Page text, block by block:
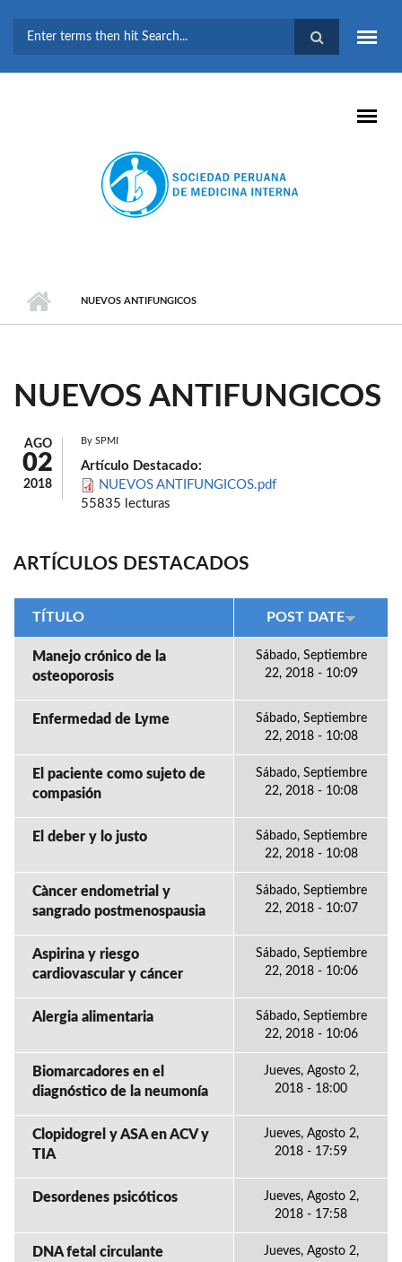
BÚSQUEDA
NUEVOS ANTIFUNGICOS
NUEVOS ANTIFUNGICOS
AGO
02
2018
By SPMI
Artículo Destacado:
NUEVOS ANTIFUNGICOS.pdf
55835 lecturas
ARTÍCULOS DESTACADOS
TÍTULO POST DATE
Manejo crónico de la
osteoporosis
Sábado, Septiembre
22, 2018 - 10:09
Enfermedad de Lyme
Sábado, Septiembre
22, 2018 - 10:08
El paciente como sujeto de
compasión
Sábado, Septiembre
22, 2018 - 10:08
El deber y lo justo
Sábado, Septiembre
22, 2018 - 10:08
Càncer endometrial y
sangrado postmenospausia
Sábado, Septiembre
22, 2018 - 10:07
Aspirina y riesgo
cardiovascular y cáncer
Sábado, Septiembre
22, 2018 - 10:06
Alergia alimentaria
Sábado, Septiembre
22, 2018 - 10:06
Biomarcadores en el
diagnóstico de la neumonía
Jueves, Agosto 2,
2018 - 18:00
Clopidogrel y ASA en ACV y
TIA
Jueves, Agosto 2,
2018 - 17:59
Desordenes psicóticos
Jueves, Agosto 2,
2018 - 17:58
DNA fetal circulante
Jueves, Agosto 2,